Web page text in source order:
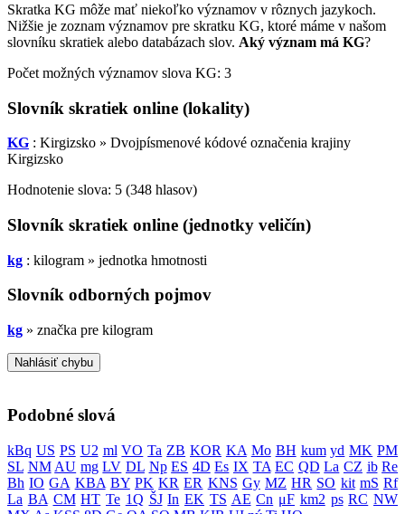
Skratka KG môže mať niekoľko významov v rôznych jazykoch.
Nižšie je zoznam významov pre skratku KG, ktoré máme v našom
slovníku skratiek alebo databázach slov. Aký význam má KG?
Počet možných významov slova KG: 3
Slovník skratiek online (lokality)
KG : Kirgizsko » Dvojpísmenové kódové označenia krajiny
Kirgizsko
Hodnotenie slova: 5 (348 hlasov)
Slovník skratiek online (jednotky veličín)
kg : kilogram » jednotka hmotnosti
Slovník odborných pojmov
kg » značka pre kilogram
Nahlásiť chybu
Podobné slová
kBq US PS U2 ml VO Ta ZB KOR KA Mo BH kum yd MK PM
SL NM AU mg LV DL Np ES 4D Es IX TA EC QD La CZ ib Re
Bh IO GA KBA BY PK KR ER KNS Gy MZ HR SO kit mS Rf
La BA CM HT Te 1Q ŠJ In EK TS AE Cn μF km2 ps RC NW